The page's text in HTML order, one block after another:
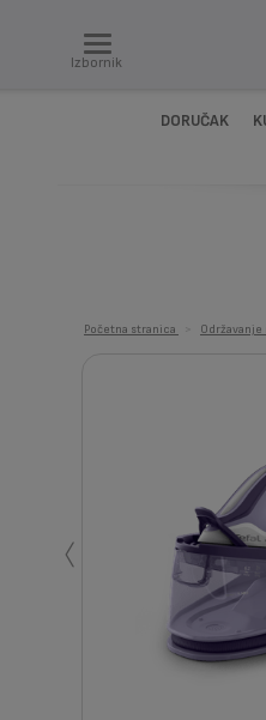
Izbornik
DORUČAK
Početna stranica
Održavanje
‹